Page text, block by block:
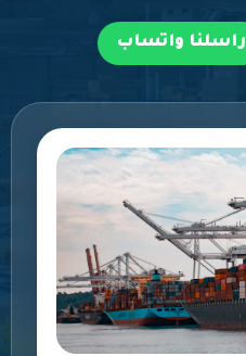
راسلنا واتساب